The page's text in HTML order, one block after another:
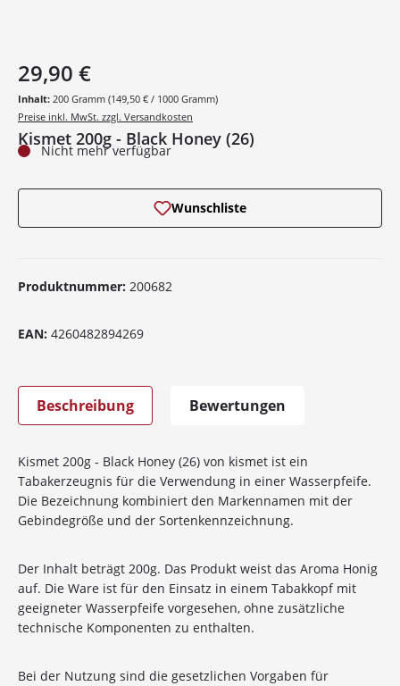
Kismet 200g - Black Honey (26)
29,90 €
Inhalt: 200 Gramm (149,50 € / 1000 Gramm)
Preise inkl. MwSt. zzgl. Versandkosten
Nicht mehr verfügbar
Wunschliste
Produktnummer: 200682
EAN: 4260482894269
Beschreibung Bewertungen
Kismet 200g - Black Honey (26) von kismet ist ein
Tabakerzeugnis für die Verwendung in einer Wasserpfeife.
Die Bezeichnung kombiniert den Markennamen mit der
Gebindegröße und der Sortenkennzeichnung.
Der Inhalt beträgt 200g. Das Produkt weist das Aroma Honig
auf. Die Ware ist für den Einsatz in einem Tabakkopf mit
geeigneter Wasserpfeife vorgesehen, ohne zusätzliche
technische Komponenten zu enthalten.
Bei der Nutzung sind die gesetzlichen Vorgaben für